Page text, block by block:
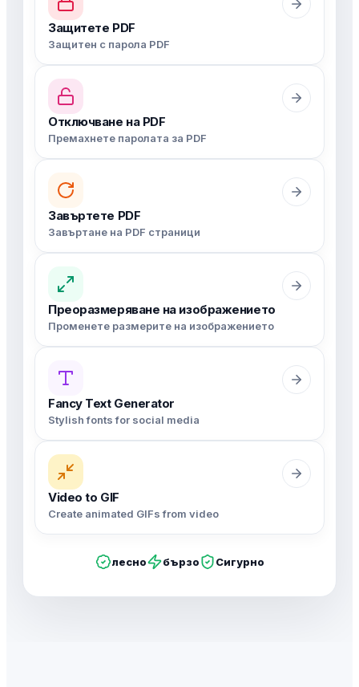
Защитете PDF
Защитен с парола PDF
Отключване на PDF
Премахнете паролата за PDF
Завъртете PDF
Завъртане на PDF страници
Преоразмеряване на изображението
Променете размерите на изображението
Fancy Text Generator
Stylish fonts for social media
Video to GIF
Create animated GIFs from video
лесно бързо Сигурно